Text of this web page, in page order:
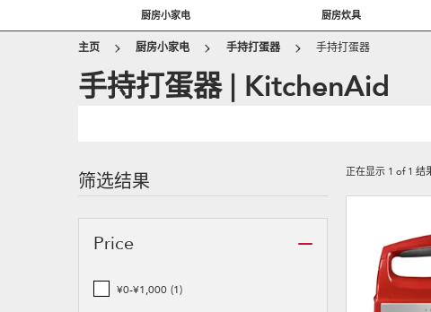
厨房小家电 厨房炊具
主页 厨房小家电 手持打蛋器 手持打蛋器
手持打蛋器 | KitchenAid
筛选结果
Price
¥0-¥1,000 (1)
正在显示 1 of 1 结